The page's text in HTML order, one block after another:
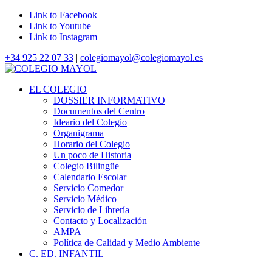
Link to Facebook
Link to Youtube
Link to Instagram
+34 925 22 07 33 | colegiomayol@colegiomayol.es
EL COLEGIO
DOSSIER INFORMATIVO
Documentos del Centro
Ideario del Colegio
Organigrama
Horario del Colegio
Un poco de Historia
Colegio Bilingüe
Calendario Escolar
Servicio Comedor
Servicio Médico
Servicio de Librería
Contacto y Localización
AMPA
Política de Calidad y Medio Ambiente
C. ED. INFANTIL